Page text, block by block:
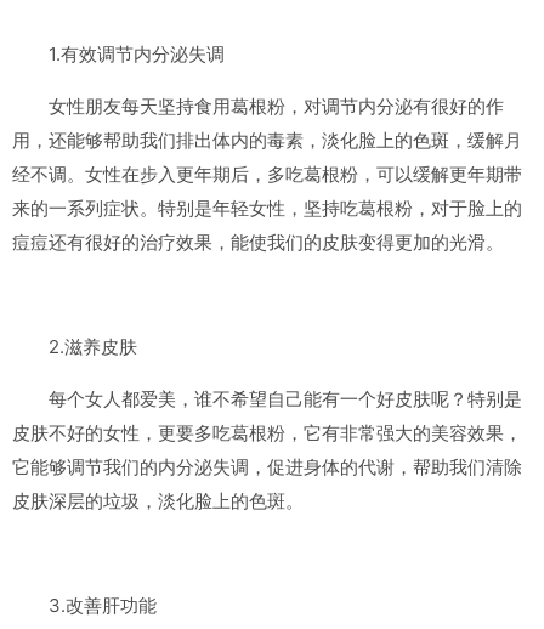
1.有效调节内分泌失调
女性朋友每天坚持食用葛根粉，对调节内分泌有很好的作
用，还能够帮助我们排出体内的毒素，淡化脸上的色斑，缓解月
经不调。女性在步入更年期后，多吃葛根粉，可以缓解更年期带
来的一系列症状。特别是年轻女性，坚持吃葛根粉，对于脸上的
痘痘还有很好的治疗效果，能使我们的皮肤变得更加的光滑。
2.滋养皮肤
每个女人都爱美，谁不希望自己能有一个好皮肤呢？特别是
皮肤不好的女性，更要多吃葛根粉，它有非常强大的美容效果，
它能够调节我们的内分泌失调，促进身体的代谢，帮助我们清除
皮肤深层的垃圾，淡化脸上的色斑。
3.改善肝功能